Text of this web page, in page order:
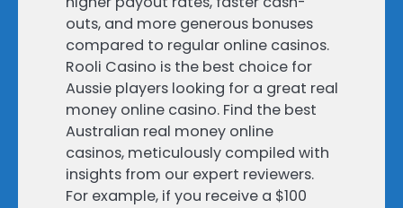
outs, and more generous bonuses
compared to regular online casinos.
Rooli Casino is the best choice for
Aussie players looking for a great real
money online casino. Find the best
Australian real money online
casinos, meticulously compiled with
insights from our expert reviewers.
For example, if you receive a $100